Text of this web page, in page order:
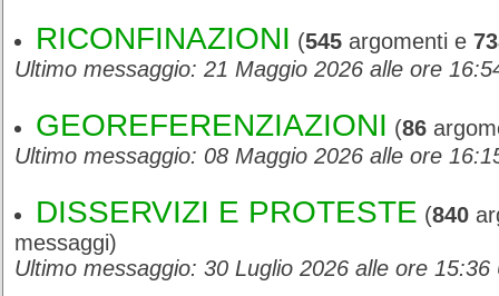
RICONFINAZIONI (545 argomenti e
Ultimo messaggio: 21 Maggio 2026 alle ore
GEOREFERENZIAZIONI (86
Ultimo messaggio: 08 Maggio 2026 alle ore
DISSERVIZI E PROTESTE (840
messaggi)
Ultimo messaggio: 30 Luglio 2026 alle ore 15:36